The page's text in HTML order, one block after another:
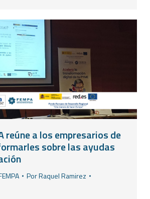
reúne a los empresarios de
sobre las ayudas
PorRaquel Ramirez